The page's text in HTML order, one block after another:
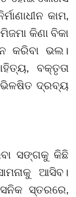
କାମ,
କିଣା ବିକା
କରିବା ଭଲ।
ବକ୍ତୃତା
ଦ୍ରବ୍ୟ
ସଙ୍ଗକୁ କିଛି
ଆସିବ।
ସ୍ତରରେ,